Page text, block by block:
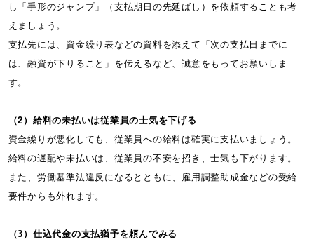
し「手形のジャンプ」（支払期日の先延ばし）を依頼することも考
えましょう。
支払先には、資金繰り表などの資料を添えて「次の支払日までに
は、融資が下りること」を伝えるなど、誠意をもってお願いしま
す。
（2）給料の未払いは従業員の士気を下げる
資金繰りが悪化しても、従業員への給料は確実に支払いましょう。
給料の遅配や未払いは、従業員の不安を招き、士気も下がります。
また、労働基準法違反になるとともに、雇用調整助成金などの受給
要件からも外れます。
（3）仕込代金の支払猶予を頼んでみる